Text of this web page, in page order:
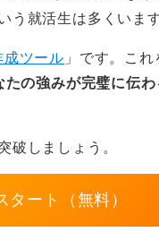
続ける姿勢で貴社の
の言葉を入れると、
なげて、自信と熱意
への意欲をしっかり
う就活生は多くいます
成ツール 」です。これ
たの強みが完璧に伝
破しましょう。
タート（無料）